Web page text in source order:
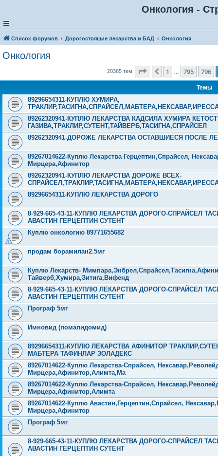
Онкология -
Список форумов Дорогостоящие лекарства и БАД Онкология
Онкология
20385 тем Страница 797из 816
Пред.
1 795 796
Темы
89296654311-КУПЛЮ ХУМИРА,
89262320941-КУПЛЮ ЛЕКАРСТВА КАДСИЛА ХУМИРА
ГАЗИВА,ТРАКЛИР,СУТЕНТ,ТАЙВЕРБ,ТАСИГНА,СПРАЙСЕЛ
89262320941-ДОРОЖЕ ЛЕКАРСТВА ОСТАВШИЕСЯ ПОСЛЕ
89267014622-Куплю Лекарства Герцептин,Спрайсел,
Мирцера,Афинитор
89262320941-КУПЛЮ ЛЕКАРСТВА ДОРОЖЕ ВСЕХ-
89296654311-КУПЛЮ ЛЕКАРСТВА ДОРОГО
8-929-665-43-11-КУПЛЮ ЛЕКАРСТВА ДОРОГО-СПРАЙСЕЛ
АВАСТИН ГЕРЦЕПТИН СУТЕНТ
Куплю онкологию 89771655682
продам борамилан2.5мг
Куплю Лекарств-
Тайверб,Хумира,Зитига,Вифенд
8-929-665-43-11-КУПЛЮ ЛЕКАРСТВА ДОРОГО-СПРАЙСЕЛ
АВАСТИН ГЕРЦЕПТИН СУТЕНТ
Програф 5мг
Имновид (помалидомид)
89296654311-КУПЛЮ ЛЕКАРСТВА АФИНИТОР
МАБТЕРА ТАФИНЛАР ЗОЛАДЕКС
89267014622-Куплю Лекарства-Спрайсел,
Мирцера,Афинитор,Алимта,Ма
89267014622-Куплю Лекарства-Спрайсел,
Мирцера,Афинитор,Алимта
89267014622-Куплю Авастин,Герцептин,Спрайсел,
Мирцера,Афинитор
Програф 5мг
8-929-665-43-11-КУПЛЮ ЛЕКАРСТВА ДОРОГО-СПРАЙСЕЛ
АВАСТИН ГЕРЦЕПТИН СУТЕНТ